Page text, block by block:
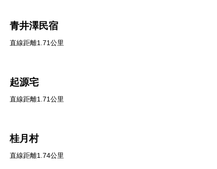
青井澤民宿
直線距離1.71公里
起源宅
直線距離1.71公里
桂月村
直線距離1.74公里